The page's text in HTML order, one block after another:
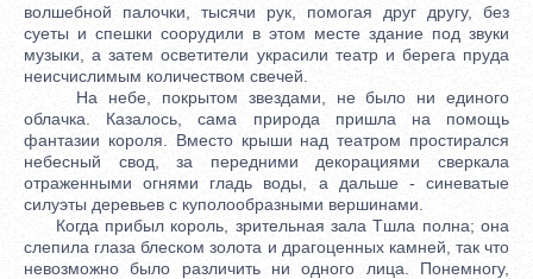
волшебной палочки, тысячи рук, помогая друг другу, без
суеты и спешки соорудили в этом месте здание под звуки
музыки, а затем осветители украсили театр и берега пруда
неисчислимым количеством свечей.
На небе, покрытом звездами, не было ни единого
облачка. Казалось, сама природа пришла на помощь
фантазии короля. Вместо крыши над театром простирался
небесный свод, за передними декорациями сверкала
отраженными огнями гладь воды, а дальше - синеватые
силуэты деревьев с куполообразными вершинами.
Когда прибыл король, зрительная зала Тшла полна; она
слепила глаза блеском золота и драгоценных камней, так что
невозможно было различить ни одного лица. Понемногу,